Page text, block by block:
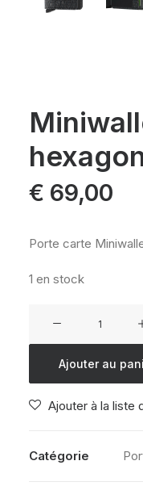
€ 69,00
Porte carte
1 en stock
Secrid
black
Ajouter au
Ajouter à la liste
Catégorie